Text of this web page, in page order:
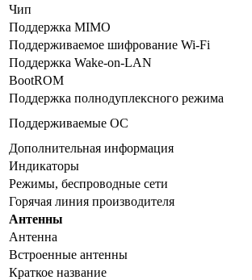
Чип
Поддержка MIMO
Поддерживаемое шифрование Wi-Fi
Поддержка Wake-on-LAN
BootROM
Поддержка полнодуплексного режима
Поддерживаемые ОС
Дополнительная информация
Индикаторы
Режимы, беспроводные сети
Горячая линия производителя
Антенны
Антенна
Встроенные антенны
Краткое название